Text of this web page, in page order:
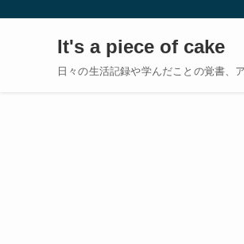
It's a piece of cake
日々の生活記録や学んだことの覚書、